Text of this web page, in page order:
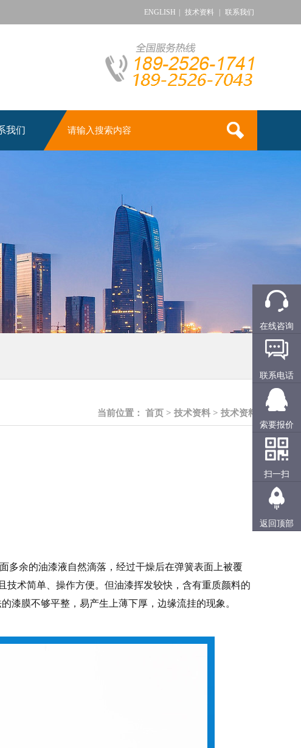
ENGLISH 技术资料 联系我们
我们
当前位置： 首页 > 技术资料 > 技术资料
多余的油漆液自然滴落，经过干燥后在弹簧表面上被覆
术简单、操作方便。但油漆挥发较快，含有重质颜料的
漆膜不够平整，易产生上薄下厚，边缘流挂的现象。
在线咨询
联系电话
索要报价
扫一扫
返回顶部